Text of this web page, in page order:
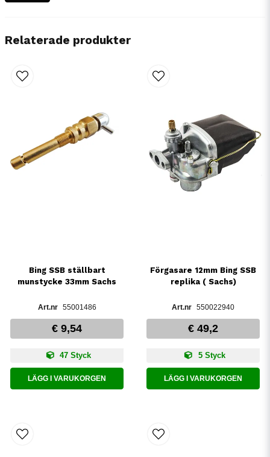
Relaterade produkter
Bing SSB ställbart
munstycke 33mm Sachs
55001486
€ 9,54
47 Styck
LÄGG I VARUKORGEN
Förgasare 12mm Bing SSB
replika ( Sachs)
550022940
€ 49,2
5 Styck
LÄGG I VARUKORGEN